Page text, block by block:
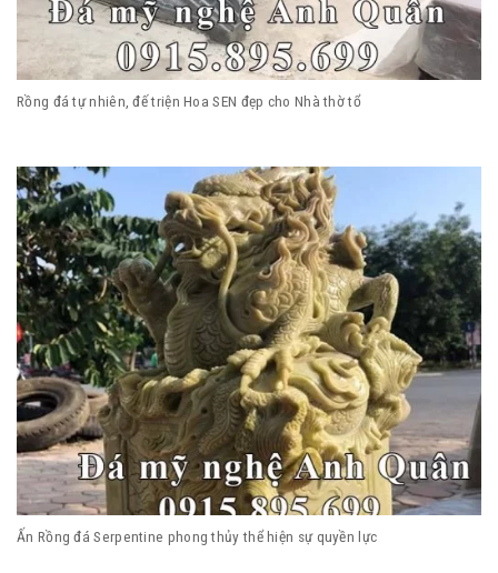
Rồng đá tự nhiên, đế triện Hoa SEN đẹp cho Nhà thờ tổ
Ấn Rồng đá Serpentine phong thủy thể hiện sự quyền lực